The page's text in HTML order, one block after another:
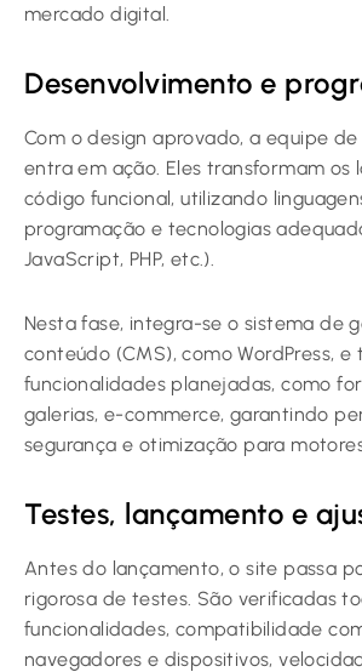
mercado digital.
Desenvolvimento e
Com o design aprovado, a equipe
entra em ação. Eles transformam os
código funcional, utilizando
programação e tecnologias
JavaScript, PHP, etc.).
Nesta fase, integra-se o sistema de
conteúdo (CMS), como WordPress, e
funcionalidades planejadas, como
galerias, e-commerce, garantindo
segurança e otimização para
Testes, lançamento e
Antes do lançamento, o site passa
rigorosa de testes. São verificadas
funcionalidades, compatibilidade
navegadores e dispositivos,